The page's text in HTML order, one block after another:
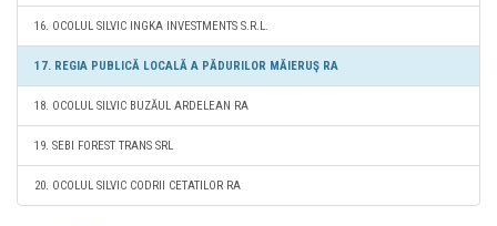
16. OCOLUL SILVIC INGKA INVESTMENTS S.R.L.
17. REGIA PUBLICĂ LOCALĂ A PĂDURILOR MĂIERUŞ RA
18. OCOLUL SILVIC BUZĂUL ARDELEAN RA
19. SEBI FOREST TRANS SRL
20. OCOLUL SILVIC CODRII CETATILOR RA